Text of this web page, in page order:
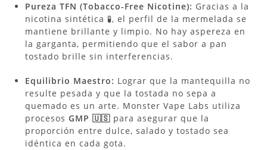
Pureza TFN (Tobacco-Free Nicotine): Gracias a la
nicotina sintética 🧪, el perfil de la mermelada se
mantiene brillante y limpio. No hay aspereza en
la garganta, permitiendo que el sabor a pan
tostado brille sin interferencias.
Equilibrio Maestro: Lograr que la mantequilla no
resulte pesada y que la tostada no sepa a
quemado es un arte. Monster Vape Labs utiliza
procesosGMP 🇺🇸 para asegurar que la
proporción entre dulce, salado y tostado sea
idéntica en cada gota.